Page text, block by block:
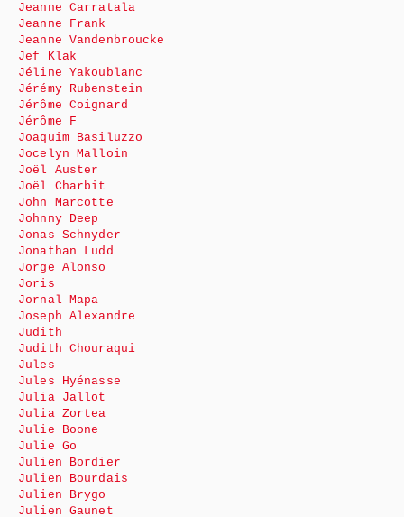
Jeanne Carratala
Jeanne Frank
Jeanne Vandenbroucke
Jef Klak
Jéline Yakoublanc
Jérémy Rubenstein
Jérôme Coignard
Jérôme F
Joaquim Basiluzzo
Jocelyn Malloin
Joël Auster
Joël Charbit
John Marcotte
Johnny Deep
Jonas Schnyder
Jonathan Ludd
Jorge Alonso
Joris
Jornal Mapa
Joseph Alexandre
Judith
Judith Chouraqui
Jules
Jules Hyénasse
Julia Jallot
Julia Zortea
Julie Boone
Julie Go
Julien Bordier
Julien Bourdais
Julien Brygo
Julien Gaunet